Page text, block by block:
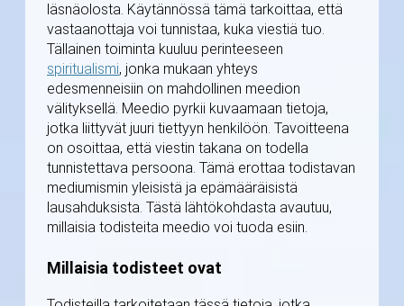
läsnäolosta. Käytännössä tämä tarkoittaa, että
vastaanottaja voi tunnistaa, kuka viestiä tuo.
Tällainen toiminta kuuluu perinteeseen
spiritualismi, jonka mukaan yhteys
edesmenneisiin on mahdollinen meedion
välityksellä. Meedio pyrkii kuvaamaan tietoja,
jotka liittyvät juuri tiettyyn henkilöön. Tavoitteena
on osoittaa, että viestin takana on todella
tunnistettava persoona. Tämä erottaa todistavan
mediumismin yleisistä ja epämääräisistä
lausahduksista. Tästä lähtökohdasta avautuu,
millaisia todisteita meedio voi tuoda esiin.
Millaisia todisteet ovat